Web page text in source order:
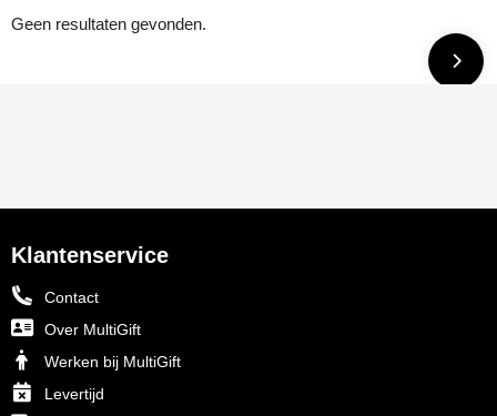
Geen resultaten gevonden.
Klantenservice
Contact
Over MultiGift
Werken bij MultiGift
Levertijd